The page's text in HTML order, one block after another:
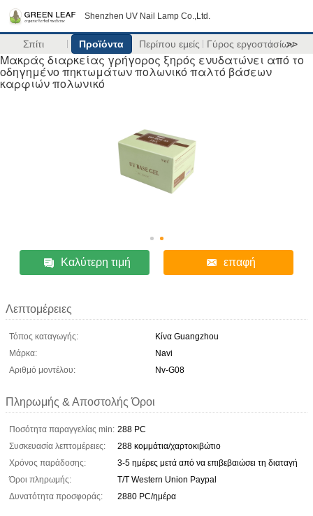
Shenzhen UV Nail Lamp Co.,Ltd.
Σπίτι Προϊόντα Περίπου εμείς Γύρος εργοστασίων
>>
Μακράς διαρκείας γρήγορος ξηρός ενυδατώνει από το
οδηγημένο πηκτωμάτων πολωνικό παλτό βάσεων
καρφιών πολωνικό
Καλύτερη τιμή επαφή
Λεπτομέρειες
Τόπος καταγωγής:
Κίνα Guangzhou
Μάρκα:
Navi
Αριθμό μοντέλου:
Nv-G08
Πληρωμής & Αποστολής Όροι
Ποσότητα παραγγελίας min: 288 PC
Συσκευασία λεπτομέρειες:
288 κομμάτια/χαρτοκιβώτιο
Χρόνος παράδοσης:
3-5 ημέρες μετά από να επιβεβαιώσει τη διαταγή
Όροι πληρωμής:
T/T Western Union Paypal
Δυνατότητα προσφοράς:
2880 PC/ημέρα